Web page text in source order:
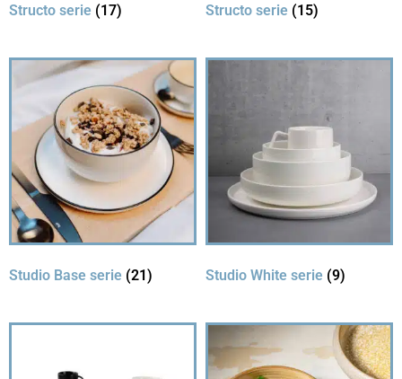
Structo serie (17) Structo serie (15)
Studio Base serie (21) Studio White serie (9)